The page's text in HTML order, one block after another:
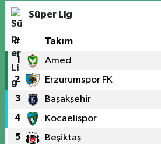
Süper Lig
# Takım
1 Amed
2 Erzurumspor FK
3 Başakşehir
4 Kocaelispor
5 Beşiktaş